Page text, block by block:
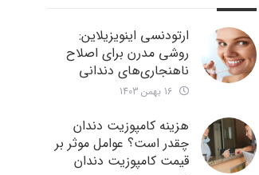
ارتودنسی اینویزیلاین:
روشی مدرن برای اصلاح
ناهنجاری‌های دندانی
هزینه کامپوزیت دندان
چقدر است؟ عوامل موثر بر
قیمت کامپوزیت دندان